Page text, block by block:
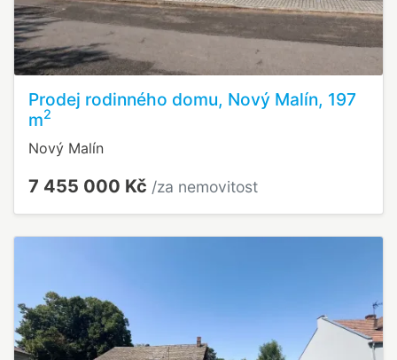
Prodej rodinného domu, Nový Malín, 197
m2
Nový Malín
7 455 000 Kč /za nemovitost